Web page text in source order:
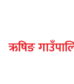
ऋषिङ